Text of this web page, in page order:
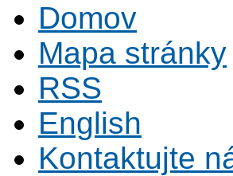
Domov
Mapa stránky
RSS
English
Kontaktujte